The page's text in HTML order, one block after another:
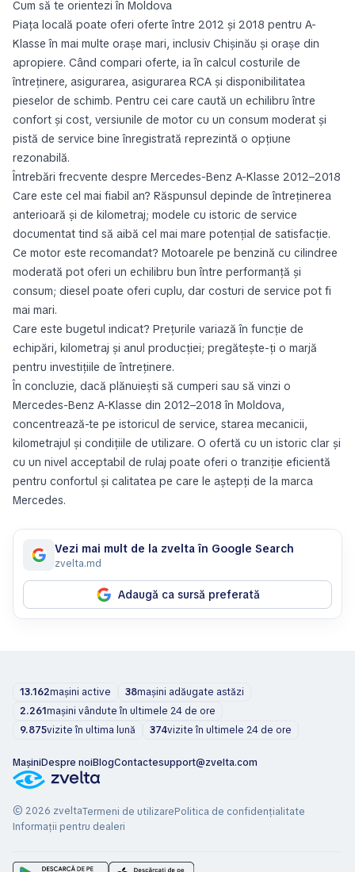
Cum să te orientezi în Moldova
Piața locală poate oferi oferte între 2012 și 2018 pentru A-
Klasse în mai multe orașe mari, inclusiv Chișinău și orașe din
apropiere. Când compari oferte, ia în calcul costurile de
întreținere, asigurarea, asigurarea RCA și disponibilitatea
pieselor de schimb. Pentru cei care caută un echilibru între
confort și cost, versiunile de motor cu un consum moderat și
pistă de service bine înregistrată reprezintă o opțiune
rezonabilă.
Întrebări frecvente despre Mercedes-Benz A-Klasse 2012–2018
Care este cel mai fiabil an? Răspunsul depinde de întreținerea
anterioară și de kilometraj; modele cu istoric de service
documentat tind să aibă cel mai mare potențial de satisfacție.
Ce motor este recomandat? Motoarele pe benzină cu cilindree
moderată pot oferi un echilibru bun între performanță și
consum; diesel poate oferi cuplu, dar costuri de service pot fi
mai mari.
Care este bugetul indicat? Prețurile variază în funcție de
echipări, kilometraj și anul producției; pregătește-ți o marjă
pentru investițiile de întreținere.
În concluzie, dacă plănuiești să cumperi sau să vinzi o
Mercedes-Benz A-Klasse din 2012–2018 în Moldova,
concentrează-te pe istoricul de service, starea mecanicii,
kilometrajul și condițiile de utilizare. O ofertă cu un istoric clar și
cu un nivel acceptabil de rulaj poate oferi o tranziție eficientă
pentru confortul și calitatea pe care le aștepți de la marca
Mercedes.
Vezi mai mult de la zvelta în Google Search
zvelta.md
Adaugă ca sursă preferată
13.162mașini active 38mașini adăugate astăzi
2.261mașini vândute în ultimele 24 de ore
9.875vizite în ultima lună 374vizite în ultimele 24 de ore
MașiniDespre noiBlogContactesupport@zvelta.com
© 2026 zveltaTermeni de utilizarePolitica de confidențialitate
Informații pentru dealeri